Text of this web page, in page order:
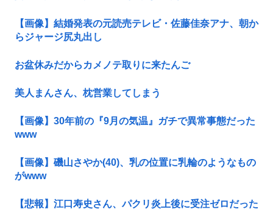
【画像】結婚発表の元読売テレビ・佐藤佳奈アナ、朝か
らジャージ尻丸出し
お盆休みだからカメノテ取りに来たんご
美人まんさん、枕営業してしまう
【画像】30年前の『9月の気温』ガチで異常事態だった
www
【画像】磯山さやか(40)、乳の位置に乳輪のようなもの
がwww
【悲報】江口寿史さん、パクリ炎上後に受注ゼロだった